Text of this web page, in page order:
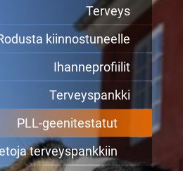
Terveys
kiinnostuneelle
Ihanneprofiilit
Terveyspankki
PLL-geenitestatut
terveyspankkiin